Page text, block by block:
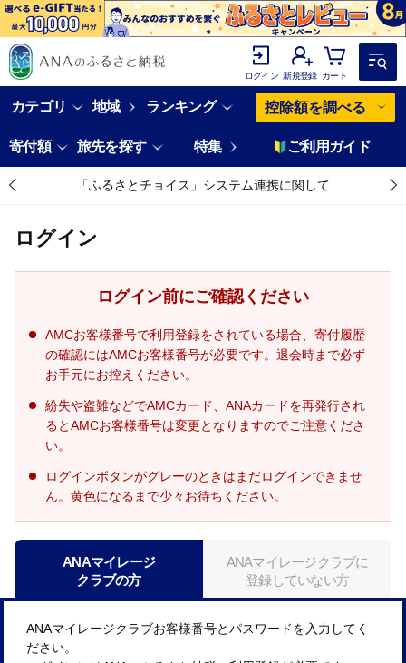
ログイン 新規登録 カート
カテゴリ 地域 ランキング 控除額を調べる
寄付額 旅先を探す 特集 ご利用ガイド
「ふるさとチョイス」システム連携に関して
ログイン
ログイン前にご確認ください
AMCお客様番号で利用登録をされている場合、寄付履歴
の確認にはAMCお客様番号が必要です。退会時まで必ず
お手元にお控えください。
紛失や盗難などでAMCカード、ANAカードを再発行され
るとAMCお客様番号は変更となりますのでご注意くださ
い。
ログインボタンがグレーのときはまだログインできませ
ん。黄色になるまで少々お待ちください。
ANAマイレージ
クラブの方
ANAマイレージクラブに
登録していない方
ANAマイレージクラブお客様番号とパスワードを入力してく
ださい。